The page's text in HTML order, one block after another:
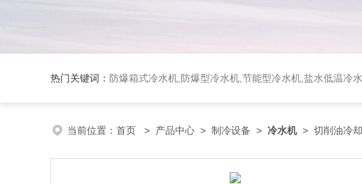
热门关键词： 防爆箱式冷水机,防爆型冷水机,节能型冷水机,盐水低温冷
当前位置： 首页 > 产品中心 > 制冷设备 > 冷水机> 切削油冷却